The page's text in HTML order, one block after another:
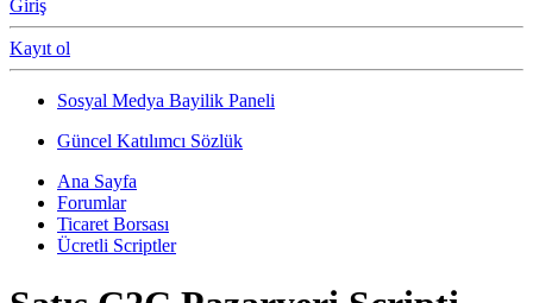
Giriş
Kayıt ol
Sosyal Medya Bayilik Paneli
Güncel Katılımcı Sözlük
Ana Sayfa
Forumlar
Ticaret Borsası
Ücretli Scriptler